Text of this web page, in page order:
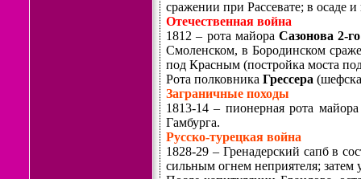
сражении при Рассевате; в
Отечественная война
1812 – рота майораСазонова 2-
Смоленском, в Бородинском
под Красным (постройка моста
Рота полковника Грессера
Заграничные походы
1813-14 – пионерная рота
Гамбурга.
Русско-турецкая война
1828-29 – Гренадерский сапб в
сильным огнем неприятеля; затем